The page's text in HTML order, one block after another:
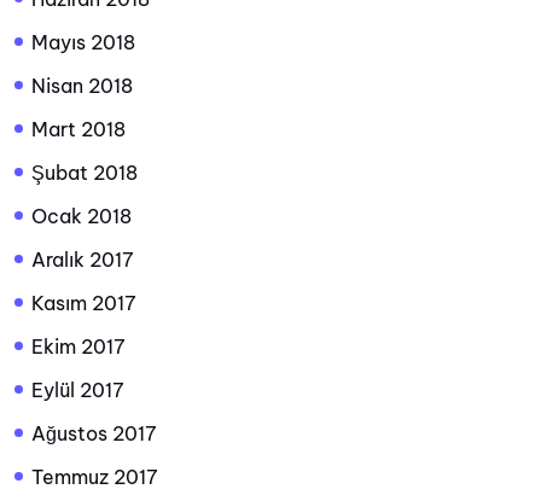
Mayıs 2018
Nisan 2018
Mart 2018
Şubat 2018
Ocak 2018
Aralık 2017
Kasım 2017
Ekim 2017
Eylül 2017
Ağustos 2017
Temmuz 2017